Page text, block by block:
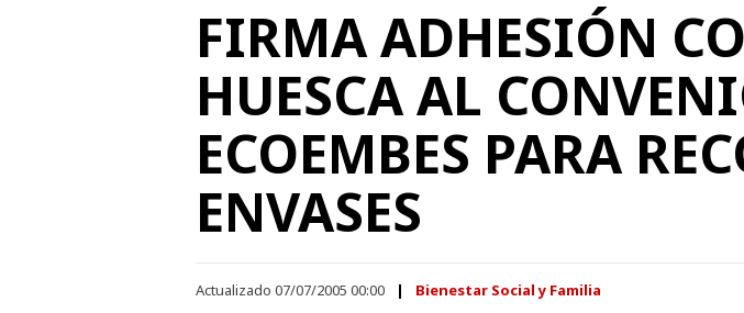
FIRMA ADHESIÓN
HUESCA AL
ECOEMBES PARA
ENVASES
Actualizado 07/07/2005 00:00 Bienestar Social y Familia